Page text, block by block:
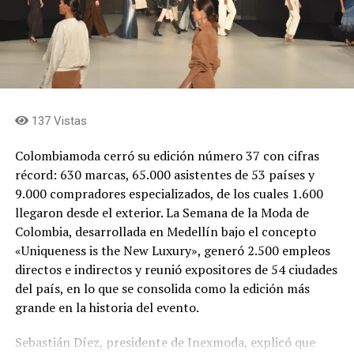
Con más de 30 años de operación, el Metro de Medellín
conecta actualmente al Valle de Aburrá mediante una
red de 12 líneas comerciales integrada por trenes,
tranvía, cables aéreos y buses tipo BRT, que en conjunto
emisión de estos bonos reafirma la confianza del
empresa y en su liderazgo como referente de movilidad
sostenible en América Latina.
Comparte el artículo:
Me gusta esto:
establecimiento y las normas.
Comparte el artículo:
137 Vistas
Colombiamoda cerró su edición número 37 con cifras
récord: 630 marcas, 65.000 asistentes de 53 países y
9.000 compradores especializados, de los cuales 1.600
llegaron desde el exterior. La Semana de la Moda de
Colombia, desarrollada en Medellín bajo el concepto
«Uniqueness is the New Luxury», generó 2.500 empleos
directos e indirectos y reunió expositores de 54 ciudades
del país, en lo que se consolida como la edición más
grande en la historia del evento.
Sebastián Díez, presidente de Inexmoda, explicó que